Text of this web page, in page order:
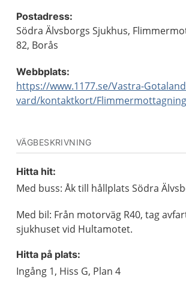
Postadress:
Södra Älvsborgs Sjukhus,
82, Borås
Webbplats:
https://www.1177.se/Vastra-
vard/kontaktkort/
VÄGBESKRIVNING
Hitta hit:
Med buss: Åk till hållplats Södra
Med bil: Från motorväg R40, tag
sjukhuset vid Hultamotet.
Hitta på plats:
Ingång 1, Hiss G, Plan 4